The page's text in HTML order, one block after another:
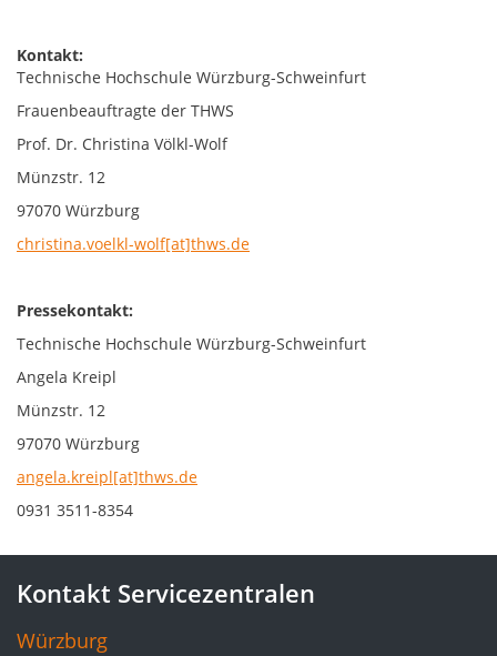
Kontakt:
Technische Hochschule Würzburg-Schweinfurt
Frauenbeauftragte der THWS
Prof. Dr. Christina Völkl-Wolf
Münzstr. 12
97070 Würzburg
christina.voelkl-wolf[at]thws.de
Pressekontakt:
Technische Hochschule Würzburg-Schweinfurt
Angela Kreipl
Münzstr. 12
97070 Würzburg
angela.kreipl[at]thws.de
0931 3511-8354
Kontakt Servicezentralen
Würzburg